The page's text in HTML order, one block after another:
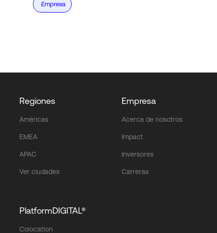
Empresa
Regiones
Américas
EMEA
APAC
Ver ciudades
Empresa
Acerca de nosotros
Impact
Inversores
Carreras
PlatformDIGITAL®
Colocation